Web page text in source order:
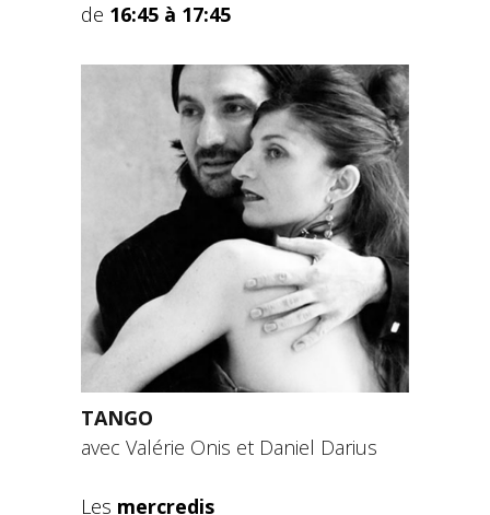
de 16:45 à 17:45
TANGO
avec Valérie Onis et Daniel Darius
Les mercredis